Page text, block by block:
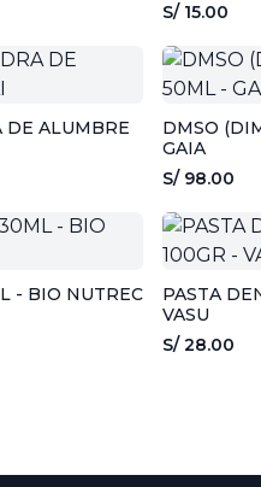
S/ 15.00
DE ALUMBRE
DMSO
GAIA
S/ 98.00
- BIO NUTREC
PASTA
VASU
S/ 28.00